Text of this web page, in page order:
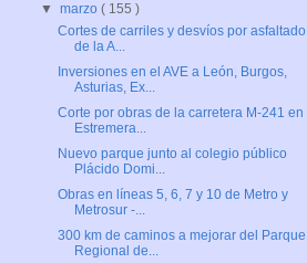
▼marzo( 155 )
Cortes de carriles y desvíos por asfaltado
de la A...
Inversiones en el AVE a León, Burgos,
Asturias, Ex...
Corte por obras de la carretera M-241 en
Estremera...
Nuevo parque junto al colegio público
Plácido Domi...
Obras en líneas 5, 6, 7 y 10 de Metro y
Metrosur -...
300 km de caminos a mejorar del Parque
Regional de...